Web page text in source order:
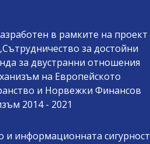
в рамките на проект
за достойни
за двустранни отношения
на Европейското
и Норвежки Финансов
2014 - 2021
и информационната сигурност